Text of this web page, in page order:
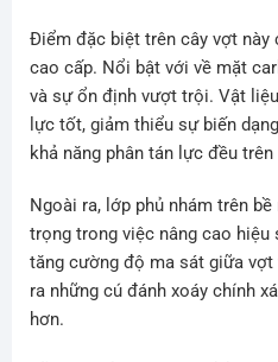
Điểm đặc biệt trên cây vợt này
cao cấp. Nổi bật với về mặt
và sự ổn định vượt trội. Vật
lực tốt, giảm thiểu sự biến
khả năng phân tán lực đều
Ngoài ra, lớp phủ nhám trên
trọng trong việc nâng cao hiệu
tăng cường độ ma sát giữa
ra những cú đánh xoáy chính
hơn.